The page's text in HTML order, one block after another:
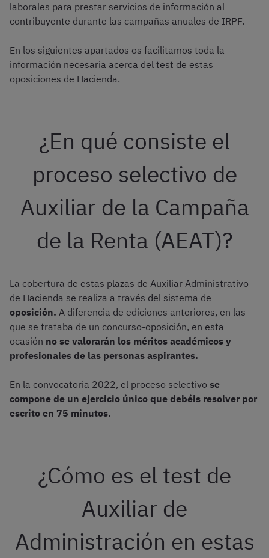
laborales para prestar servicios de información al
contribuyente durante las campañas anuales de IRPF.
En los siguientes apartados os facilitamos toda la
información necesaria acerca del test de estas
oposiciones de Hacienda.
¿En qué consiste el
proceso selectivo de
Auxiliar de la Campaña
de la Renta (AEAT)?
La cobertura de estas plazas de Auxiliar Administrativo
de Hacienda se realiza a través del sistema de
oposición. A diferencia de ediciones anteriores, en las
que se trataba de un concurso-oposición, en esta
ocasión no se valorarán los méritos académicos y
profesionales de las personas aspirantes.
En la convocatoria 2022, el proceso selectivo se
compone de un ejercicio único que debéis resolver por
escrito en 75 minutos.
¿Cómo es el test de
Auxiliar de
Administración en estas